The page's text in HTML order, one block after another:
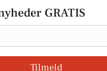
GRATIS
Tilmeld